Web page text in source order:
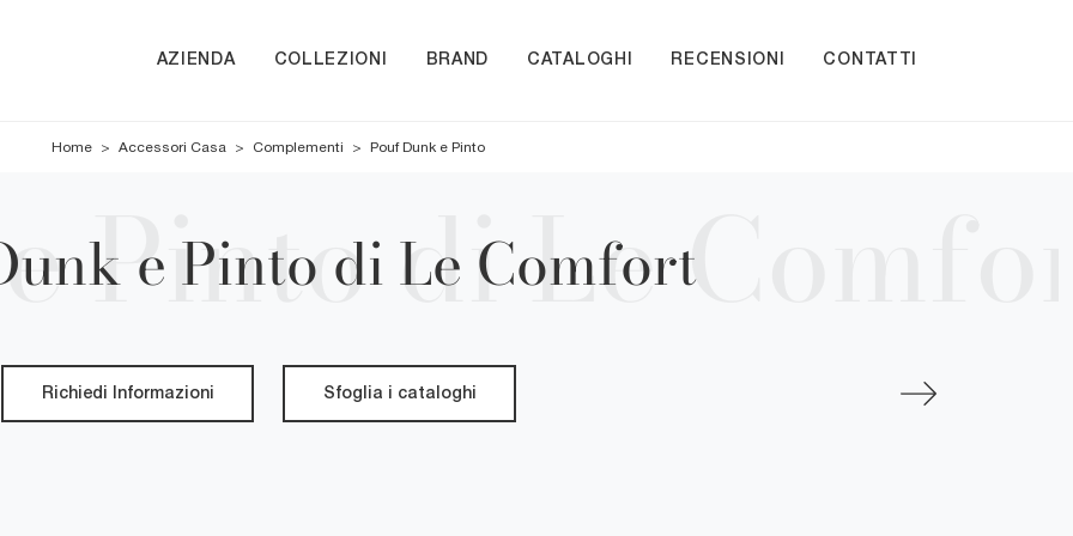
AZIENDA COLLEZIONI BRAND CATALOGHI RECENSIONI CONTATTI
Home > Accessori Casa > Complementi > Pouf Dunk e Pinto
e Pinto di Le Comfort
Richiedi Informazioni Sfoglia i cataloghi